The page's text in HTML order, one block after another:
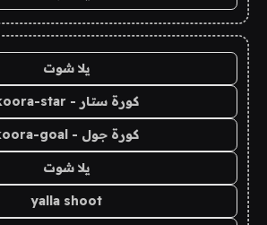
يلا شوت
كورة ستار - koora-star
كورة جول - koora-goal
يلا شوت
yalla shoot